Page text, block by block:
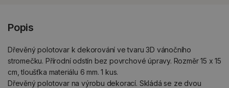
Popis
Dřevěný polotovar k dekorování ve tvaru 3D vánočního
stromečku. Přírodní odstín bez povrchové úpravy. Rozměr 15 x 15
cm, tloušťka materiálu 6 mm. 1 kus.
Dřevěný polotovar na výrobu dekorací. Skládá se ze dvou